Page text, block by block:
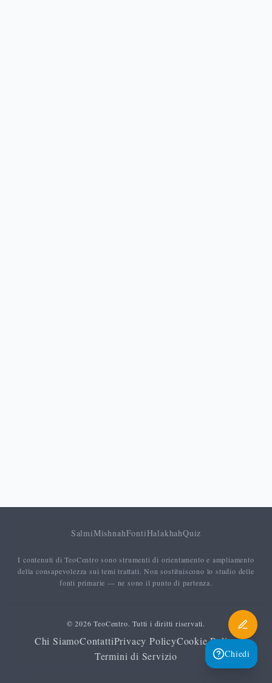
SalmiMishnahFontiHalakhahQuiz
I contenuti di TeoCentro sono strumenti di orientamento e ampliamento
della consapevolezza sui temi trattati. Non sostituiscono lo studio delle
fonti primarie — ne sono il punto di partenza.
© 2026 TeoCentro. Tutti i diritti riservati.
Chi SiamoContattiPrivacy PolicyCookie Policy
Termini di Servizio
Chiedi